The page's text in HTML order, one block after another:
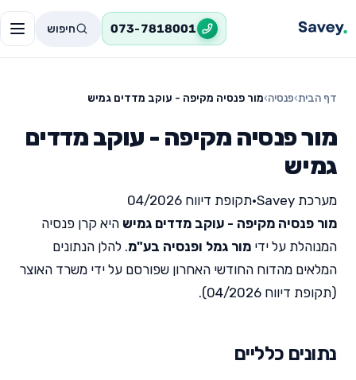
073-7818001 חיפוש
דף הבית›פנסיה›מור פנסיה מקיפה - עוקב מדדים גמיש
מור פנסיה מקיפה - עוקב מדדים
גמיש
מערכת Savey •תקופת דיווח 04/2026
מור פנסיה מקיפה - עוקב מדדים גמיש היא קרן פנסיה
המנוהלת על ידי מור גמל ופנסיה בע"מ. להלן הנתונים
המלאים מהדוח החודשי האחרון שפורסם על ידי משרד האוצר
(תקופת דיווח 04/2026).
נתונים כלליים